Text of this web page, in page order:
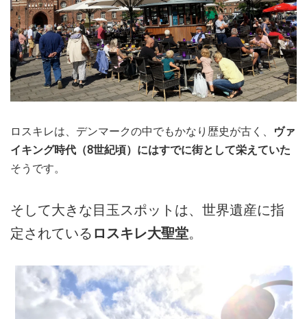
ロスキレは、デンマークの中でもかなり歴史が古く、 ヴァ
イキング時代（8世紀頃）にはすでに街として栄えていた
そうです。
そして大きな目玉スポットは、世界遺産に指
定されているロスキレ大聖堂。